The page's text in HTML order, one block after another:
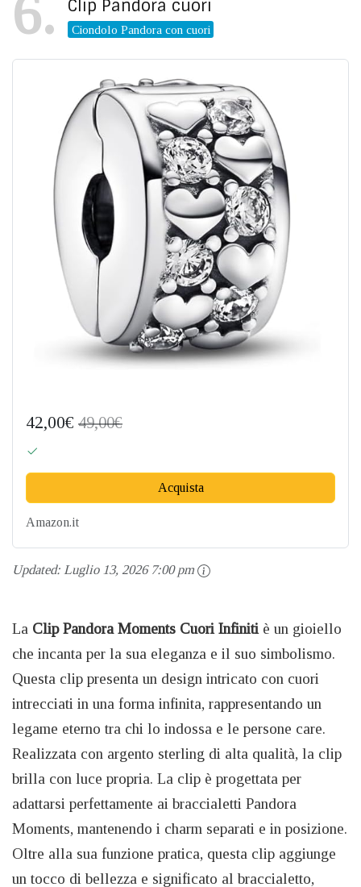
6 Clip Pandora cuori
Ciondolo Pandora con cuori
42,00€ 49,00€
Acquista
Amazon.it
Updated: Luglio 13, 2026 7:00 pm
La Clip Pandora Moments Cuori Infiniti è un gioiello
che incanta per la sua eleganza e il suo simbolismo.
Questa clip presenta un design intricato con cuori
intrecciati in una forma infinita, rappresentando un
legame eterno tra chi lo indossa e le persone care.
Realizzata con argento sterling di alta qualità, la clip
brilla con luce propria. La clip è progettata per
adattarsi perfettamente ai braccialetti Pandora
Moments, mantenendo i charm separati e in posizione.
Oltre alla sua funzione pratica, questa clip aggiunge
un tocco di bellezza e significato al braccialetto,